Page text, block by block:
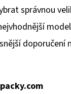
správnou
doporučení